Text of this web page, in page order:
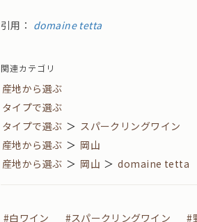
引用： domaine tetta
関連カテゴリ
産地から選ぶ
タイプで選ぶ
タイプで選ぶ ＞ スパークリングワイン
産地から選ぶ ＞ 岡山
産地から選ぶ ＞ 岡山 ＞ domaine tetta
#白ワイン #スパークリングワイン #